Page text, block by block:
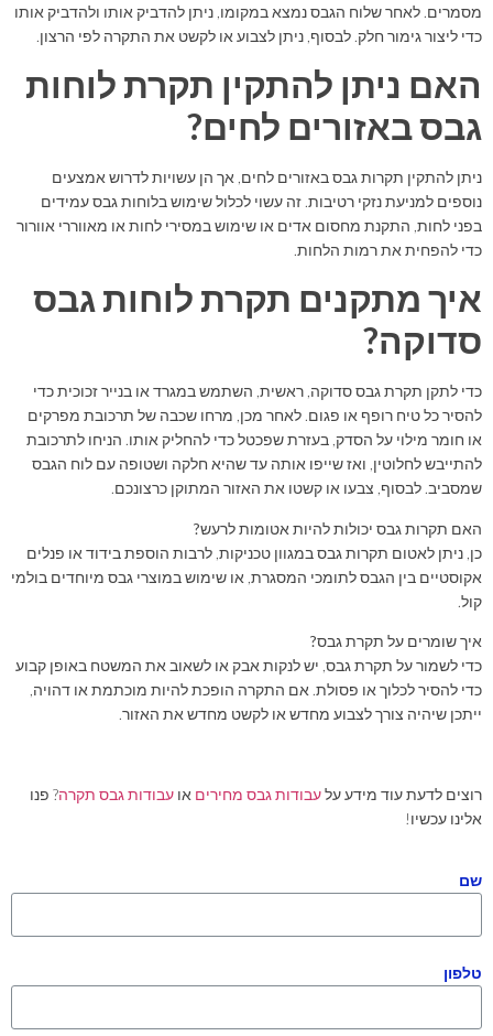
מסמרים. לאחר שלוח הגבס נמצא במקומו, ניתן להדביק אותו ולהדביק אותו
כדי ליצור גימור חלק. לבסוף, ניתן לצבוע או לקשט את התקרה לפי הרצון.
האם ניתן להתקין תקרת לוחות
גבס באזורים לחים?
ניתן להתקין תקרות גבס באזורים לחים, אך הן עשויות לדרוש אמצעים
נוספים למניעת נזקי רטיבות. זה עשוי לכלול שימוש בלוחות גבס עמידים
בפני לחות, התקנת מחסום אדים או שימוש במסירי לחות או מאווררי אוורור
כדי להפחית את רמות הלחות.
איך מתקנים תקרת לוחות גבס
סדוקה?
כדי לתקן תקרת גבס סדוקה, ראשית, השתמש במגרד או בנייר זכוכית כדי
להסיר כל טיח רופף או פגום. לאחר מכן, מרחו שכבה של תרכובת מפרקים
או חומר מילוי על הסדק, בעזרת שפכטל כדי להחליק אותו. הניחו לתרכובת
להתייבש לחלוטין, ואז שייפו אותה עד שהיא חלקה ושטופה עם לוח הגבס
שמסביב. לבסוף, צבעו או קשטו את האזור המתוקן כרצונכם.
האם תקרות גבס יכולות להיות אטומות לרעש?
כן, ניתן לאטום תקרות גבס במגוון טכניקות, לרבות הוספת בידוד או פנלים
אקוסטיים בין הגבס לתומכי המסגרת, או שימוש במוצרי גבס מיוחדים בולמי
קול.
איך שומרים על תקרת גבס?
כדי לשמור על תקרת גבס, יש לנקות אבק או לשאוב את המשטח באופן קבוע
כדי להסיר לכלוך או פסולת. אם התקרה הופכת להיות מוכתמת או דהויה,
ייתכן שיהיה צורך לצבוע מחדש או לקשט מחדש את האזור.
רוצים לדעת עוד מידע עלעבודות גבס מחירים או עבודות גבס תקרה? פנו
אלינו עכשיו!
שם
טלפון